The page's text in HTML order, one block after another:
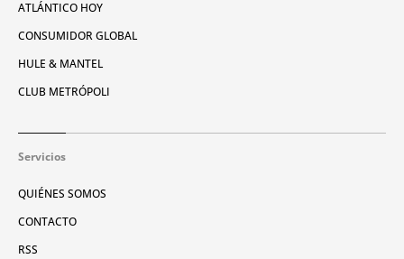
ATLÁNTICO HOY
CONSUMIDOR GLOBAL
HULE & MANTEL
CLUB METRÓPOLI
Servicios
QUIÉNES SOMOS
CONTACTO
RSS